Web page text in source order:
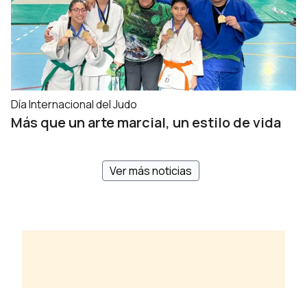
Día Internacional del Judo
Más que un arte marcial, un estilo de vida
Ver más noticias